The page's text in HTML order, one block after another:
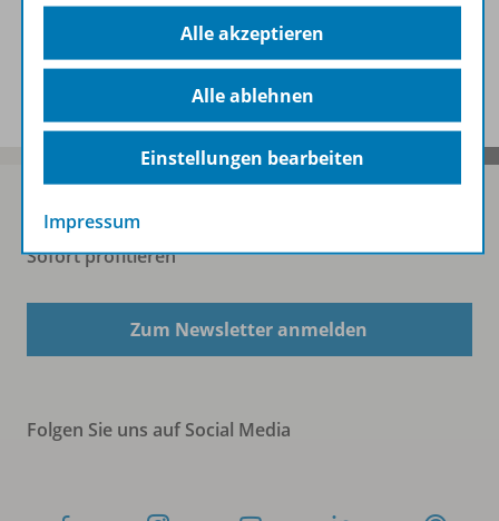
Spar-Pakete
Sofort profitieren
Zum Newsletter anmelden
Folgen Sie uns auf Social Media
Alle akzeptieren
Alle ablehnen
Einstellungen bearbeiten
Impressum